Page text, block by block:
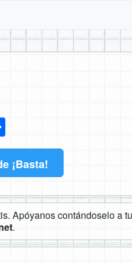
¡Basta!
Apóyanos contándoselo a
.